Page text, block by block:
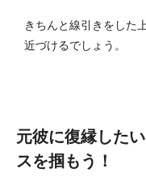
きちんと線引きをした
近づけるでしょう。
元彼に復縁した
スを掴もう！